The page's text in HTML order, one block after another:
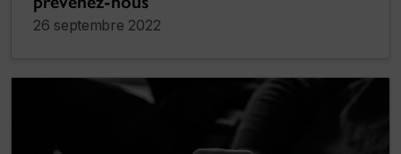
26 septembre 2022